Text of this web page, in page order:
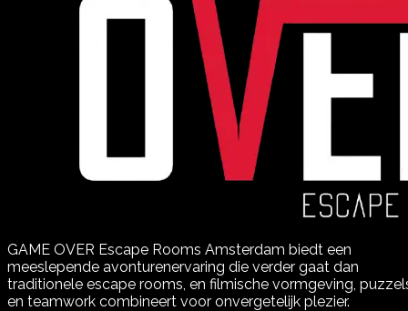
GAME OVER Escape Rooms Amsterdam biedt een
meeslepende avonturenervaring die verder gaat dan
traditionele escape rooms, en filmische vormgeving,
en teamwork combineert voor onvergetelijk plezier.